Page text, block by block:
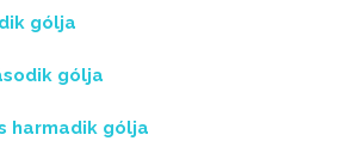
gólja
gólja
harmadik gólja